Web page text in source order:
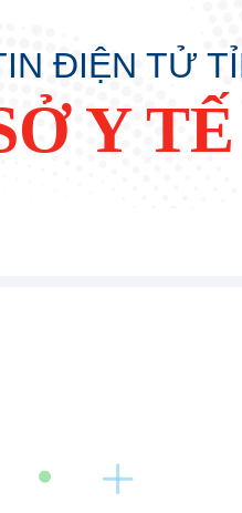
ĐIỆN TỬ
Y TẾ